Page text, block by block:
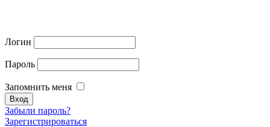
Логин
Пароль
Запомнить меня
Забыли пароль?
Зарегистрироваться